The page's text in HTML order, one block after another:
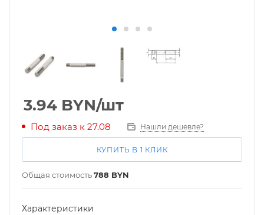
3.94 BYN/шт
Под заказ к 27.08 Нашли дешевле?
КУПИТЬ В 1 КЛИК
Общая стоимость788 BYN
Характеристики